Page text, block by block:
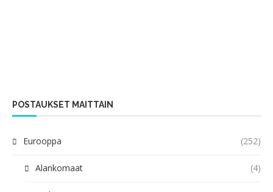
POSTAUKSET MAITTAIN
Eurooppa (252)
Alankomaat (4)